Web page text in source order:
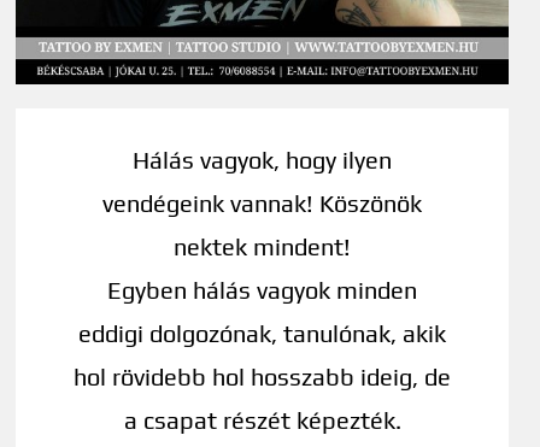
Hálás vagyok, hogy ilyen
vendégeink vannak! Köszönök
nektek mindent!
Egyben hálás vagyok minden
eddigi dolgozónak, tanulónak, akik
hol rövidebb hol hosszabb ideig, de
a csapat részét képezték.